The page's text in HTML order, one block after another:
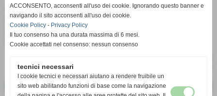
Viste le abbondanti pioggie, in via sanminiatese, direzione
Castelfiorentino è stato garantito il controllo di un´argine del
fiume Elsa che era stato sbancato per dei lavori.
Inviate due squadre dalle ore 21 alle ore 01.30 e dalle 3.50 ale
6.
<< precedente successivo >>
ACCONSENTO, acconsenti all'uso dei cookie. Ignorando questo banner e
navigando il sito acconsenti all'uso dei cookie.
Cookie Policy - Privacy Policy
Il tuo consenso ha una durata massima di 6 mesi.
Cookie accettati nel consenso: nessun consenso
tecnici necessari
I cookie tecnici e necessari aiutano a rendere fruibile un
sito web abilitando funzioni di base come la navigazione